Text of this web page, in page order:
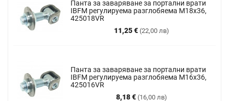
Панта за заваряване за портални врати
IBFM регулируема разглобяема M18x36,
425018VR
11,25 € (22,00 лв)
Цена
Панта за заваряване за портални врати
IBFM регулируема разглобяема М16х36,
425016VR
8,18 € (16,00 лв)
Цена